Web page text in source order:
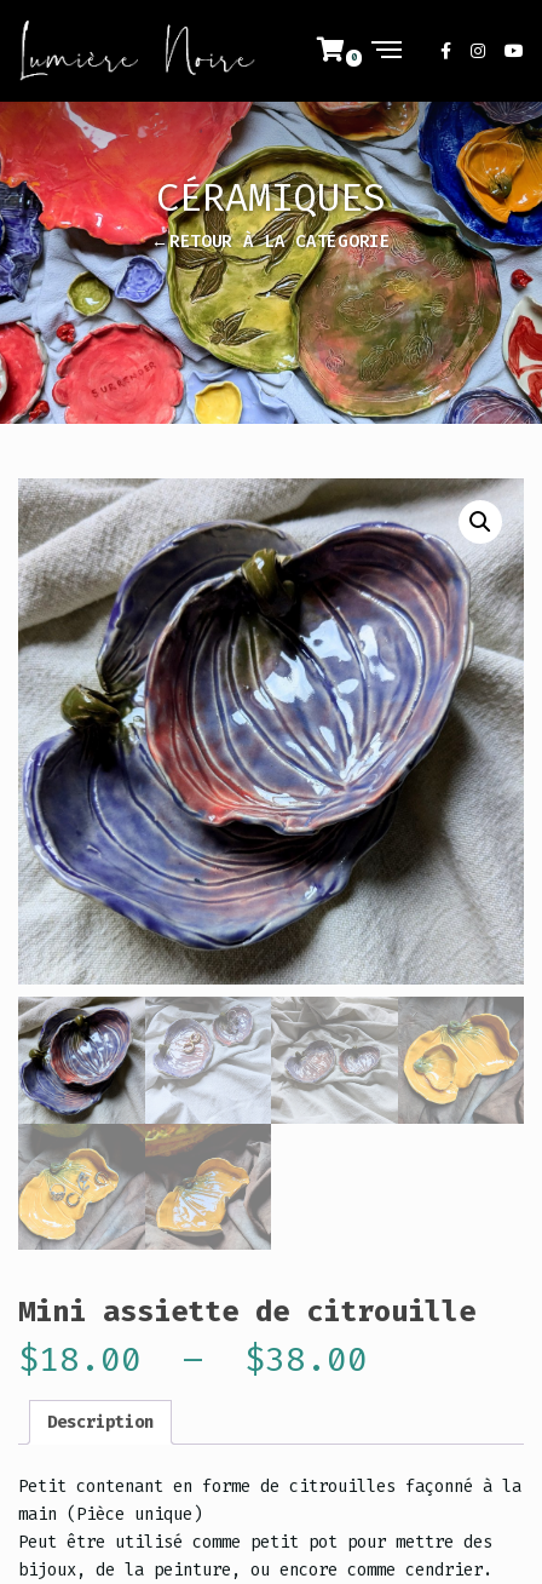
CÉRAMIQUES
←RETOUR À LA CATÉGORIE
Mini assiette de citrouille
$18.00 – $38.00
prix :
$18.00
Description
Petit contenant en forme de citrouilles façonné à la
main (Pièce unique)
Peut être utilisé comme petit pot pour mettre des
bijoux, de la peinture, ou encore comme cendrier.